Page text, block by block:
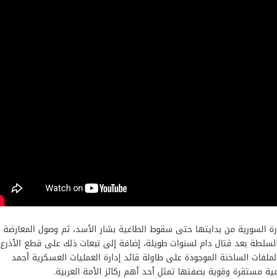
السورية من بدايتها حتى سقوط الطاغية بشار الأسد، ثم وصول المعارضة
بعد قتال دام لسنوات طويلة، إضافة إلى تبعات ذلك على قطع الأذرع
الساخنة الموجودة على طاولة قائد إدارة العمليات العسكرية أحمد
مستقرة وقوية بصفتها تمثل أحد أهم ركائز الأمة العربية.